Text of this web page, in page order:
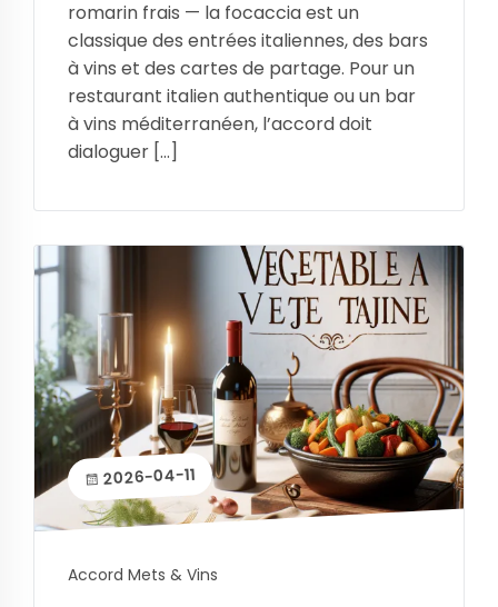
romarin frais — la focaccia est un
classique des entrées italiennes, des bars
à vins et des cartes de partage. Pour un
restaurant italien authentique ou un bar
à vins méditerranéen, l’accord doit
dialoguer […]
2026-04-11
Accord Mets & Vins